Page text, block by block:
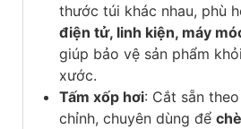
thước túi khác nhau, phù
điện tử, linh kiện, máy
giúp bảo vệ sản phẩm
xước.
Tấm xốp hơi: Cắt sẵn
chỉnh, chuyên dùng để